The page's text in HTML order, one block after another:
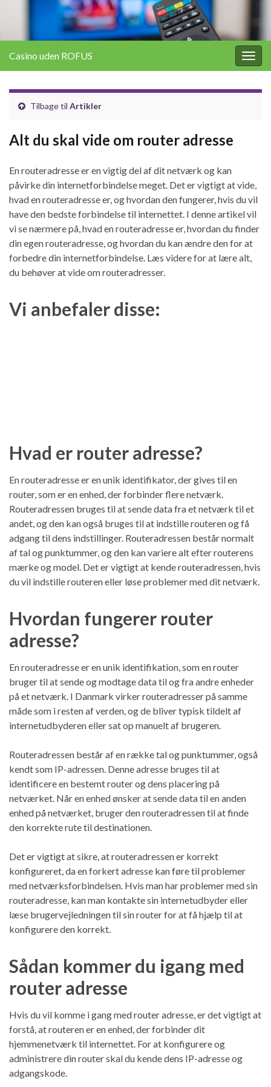
Casino uden ROFUS
Tilbage til Artikler
Alt du skal vide om router adresse
En routeradresse er en vigtig del af dit netværk og kan
påvirke din internetforbindelse meget. Det er vigtigt at vide,
hvad en routeradresse er, og hvordan den fungerer, hvis du vil
have den bedste forbindelse til internettet. I denne artikel vil
vi se nærmere på, hvad en routeradresse er, hvordan du finder
din egen routeradresse, og hvordan du kan ændre den for at
forbedre din internetforbindelse. Læs videre for at lære alt,
du behøver at vide om routeradresser.
Vi anbefaler disse:
Hvad er router adresse?
En routeradresse er en unik identifikator, der gives til en
router, som er en enhed, der forbinder flere netværk.
Routeradressen bruges til at sende data fra et netværk til et
andet, og den kan også bruges til at indstille routeren og få
adgang til dens indstillinger. Routeradressen består normalt
af tal og punktummer, og den kan variere alt efter routerens
mærke og model. Det er vigtigt at kende routeradressen, hvis
du vil indstille routeren eller løse problemer med dit netværk.
Hvordan fungerer router
adresse?
En routeradresse er en unik identifikation, som en router
bruger til at sende og modtage data til og fra andre enheder
på et netværk. I Danmark virker routeradresser på samme
måde som i resten af verden, og de bliver typisk tildelt af
internetudbyderen eller sat op manuelt af brugeren.
Routeradressen består af en række tal og punktummer, også
kendt som IP-adressen. Denne adresse bruges til at
identificere en bestemt router og dens placering på
netværket. Når en enhed ønsker at sende data til en anden
enhed på netværket, bruger den routeradressen til at finde
den korrekte rute til destinationen.
Det er vigtigt at sikre, at routeradressen er korrekt
konfigureret, da en forkert adresse kan føre til problemer
med netværksforbindelsen. Hvis man har problemer med sin
routeradresse, kan man kontakte sin internetudbyder eller
læse brugervejledningen til sin router for at få hjælp til at
konfigurere den korrekt.
Sådan kommer du igang med
router adresse
Hvis du vil komme i gang med router adresse, er det vigtigt at
forstå, at routeren er en enhed, der forbinder dit
hjemmenetværk til internettet. For at konfigurere og
administrere din router skal du kende dens IP-adresse og
adgangskode.